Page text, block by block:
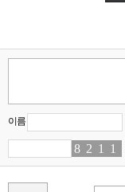
이름
82 2 1 1